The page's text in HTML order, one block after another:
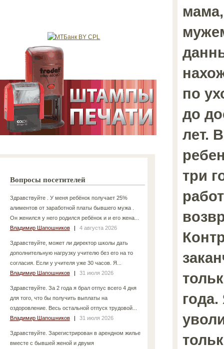
Вопросы посетителей
Здравствуйте . У меня ребёнок получает 25%
алиментов от заработной платы бывшего мужа .
Он женился у него родился ребёнок и и его жена...
Владимир Шапошников
| 4 августа 2026
Здравствуйте, может ли директор школы дать
дополнительную нагрузку учителю без его на то
согласия. Если у учителя уже 30 часов. Я...
Владимир Шапошников
| 31 июля 2026
Здравствуйте. За 2 года я брал отпус всего 4 дня
для того, что бы получить выплаты на
оздоровление. Весь остальной отпуск трудовой...
Владимир Шапошников
| 31 июля 2026
Здравствуйте. Зарегистрирован в арендном жилье
вместе с бывшей женой и двумя
по
до
лет.
три